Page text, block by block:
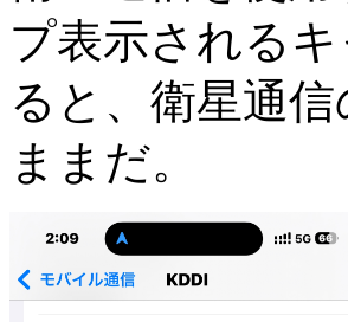
プ表示される
ると、衛星通
ままだ。